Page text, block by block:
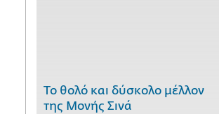
Το θολό και δύσκολο μέλλον
της Μονής Σινά